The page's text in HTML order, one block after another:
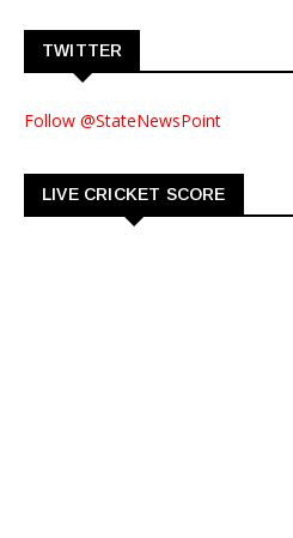
TWITTER
Follow @StateNewsPoint
LIVE CRICKET SCORE